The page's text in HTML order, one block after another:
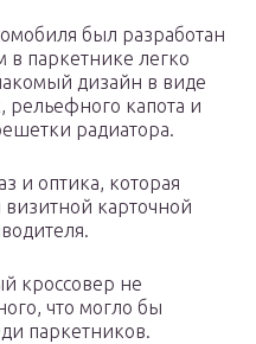
был разработан
в паркетнике легко
дизайн в виде
рельефного капота и
радиатора.
и оптика, которая
визитной карточной
кроссовер не
что могло бы
паркетников.